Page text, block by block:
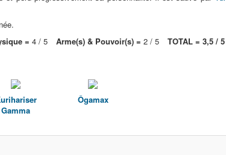
= 4 / 5 Arme(s) & Pouvoir(s) = 2 / 5
TOTAL = 3,5 / 5
Gamma
Ôgamax